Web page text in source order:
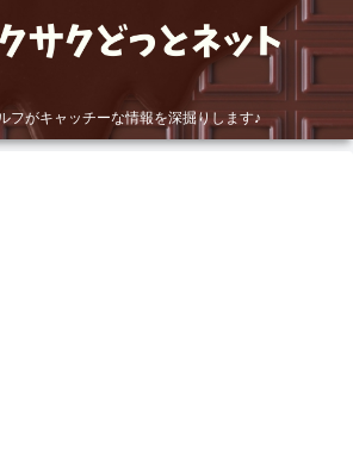
フがキャッチーな情報を深掘りします♪